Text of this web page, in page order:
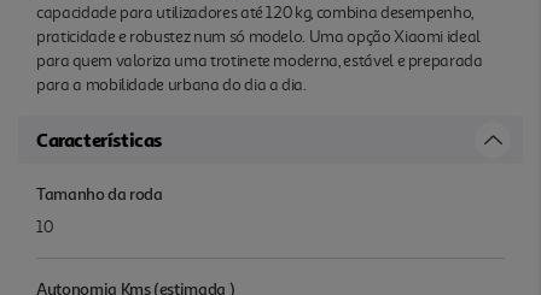
capacidade para utilizadores até 120 kg, combina desempenho,
praticidade e robustez num só modelo. Uma opção Xiaomi ideal
para quem valoriza uma trotinete moderna, estável e preparada
para a mobilidade urbana do dia a dia.
Características
Tamanho da roda
10
Autonomia Kms (estimada )